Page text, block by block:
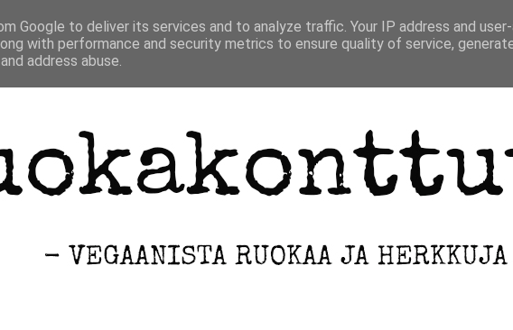
ETUSIVU INFO ARKISTO
Google to deliver its services and to analyze traffic. Your IP address and
with performance and security metrics to ensure quality of service,
address abuse.